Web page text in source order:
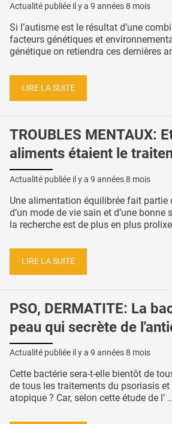
Actualité publiée il y a 9 années 8 mois
Si l’autisme est le résultat d’une
facteurs génétiques et
génétique on retiendra ces dernières
LIRE LA SUITE
TROUBLES MENTAUX:
aliments étaient le
Actualité publiée il y a 9 années 8 mois
Une alimentation équilibrée fait partie
d’un mode de vie sain et d’une
la recherche est de plus en plus
LIRE LA SUITE
PSO, DERMATITE: La
peau qui secrète de
Actualité publiée il y a 9 années 8 mois
Cette bactérie sera-t-elle bientôt de
de tous les traitements du psoriasis
atopique ? Car, selon cette étude de l’